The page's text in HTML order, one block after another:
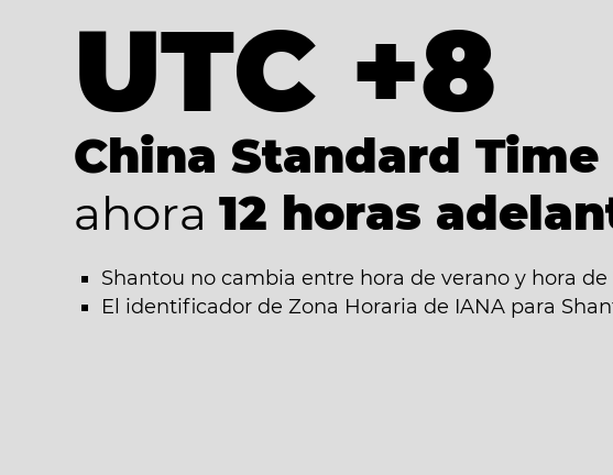
UTC +8
China Standard Time
ahora 12 horas
Shantou no cambia entre hora de verano y hora de
El identificador de Zona Horaria de IANA para